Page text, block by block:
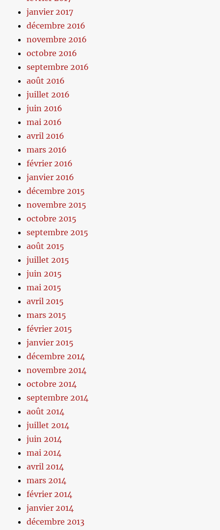
janvier 2017
décembre 2016
novembre 2016
octobre 2016
septembre 2016
août 2016
juillet 2016
juin 2016
mai 2016
avril 2016
mars 2016
février 2016
janvier 2016
décembre 2015
novembre 2015
octobre 2015
septembre 2015
août 2015
juillet 2015
juin 2015
mai 2015
avril 2015
mars 2015
février 2015
janvier 2015
décembre 2014
novembre 2014
octobre 2014
septembre 2014
août 2014
juillet 2014
juin 2014
mai 2014
avril 2014
mars 2014
février 2014
janvier 2014
décembre 2013